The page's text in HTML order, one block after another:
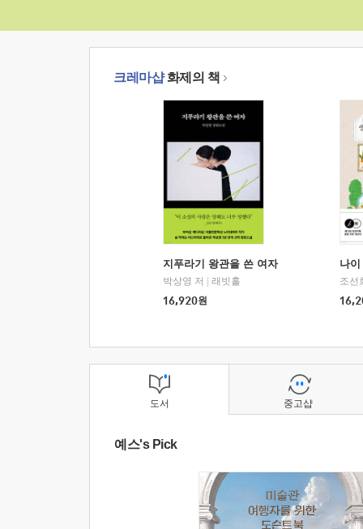
크레마샵화제의 책
지푸라기 왕관을 쓴 여자
박상영 저
래빗홀
16,920원
나
조선
도서
예스's Pick
중고샵